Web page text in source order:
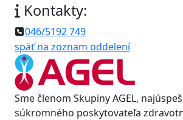
Kontakty:
046/5192 749
späť na zoznam oddelení
Sme členom Skupiny AGEL,
súkromného poskytovateľa